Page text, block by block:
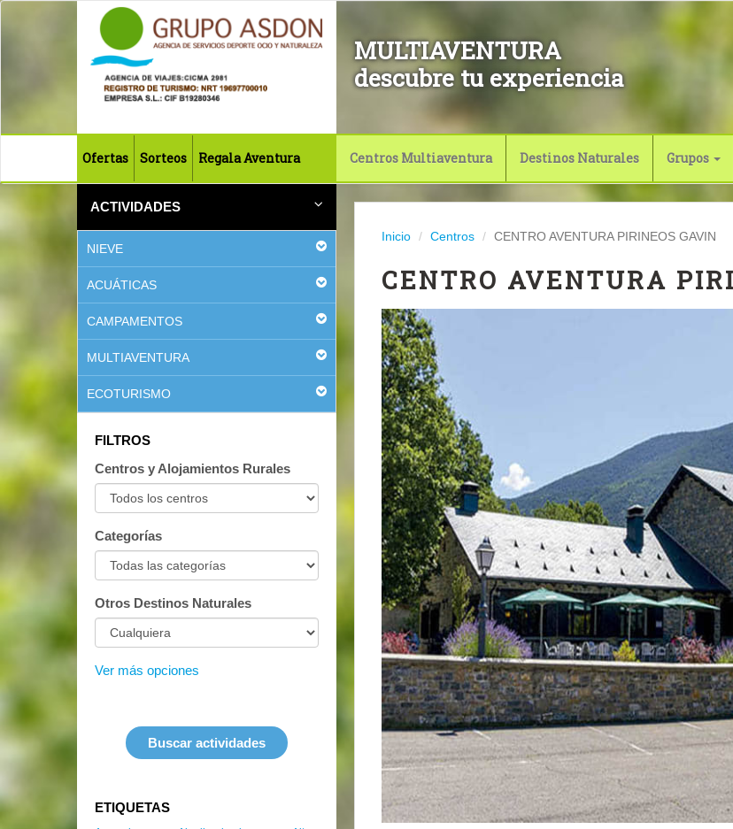
MULTIAVENTURA
descubre tu experiencia
Ofertas Sorteos Regala Aventura Centros Multiaventura Destinos Naturales Grupos
ACTIVIDADES
NIEVE
ACUÁTICAS
CAMPAMENTOS
MULTIAVENTURA
ECOTURISMO
FILTROS
Centros y Alojamientos Rurales
Categorías
Otros Destinos Naturales
Ver más opciones
ETIQUETAS
Inicio Centros CENTRO AVENTURA PIRINEOS GAVIN
CENTRO AVENTURA